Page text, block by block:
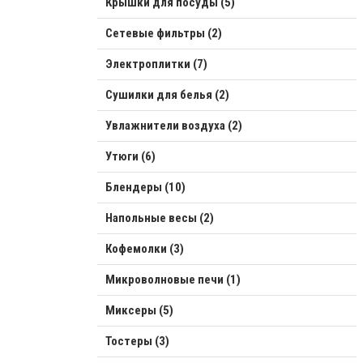
Сетевые фильтры (2)
Электроплитки (7)
Сушилки для белья (2)
Увлажнители воздуха (2)
Утюги (6)
Блендеры (10)
Напольные весы (2)
Кофемолки (3)
Микроволновые печи (1)
Миксеры (5)
Тостеры (3)